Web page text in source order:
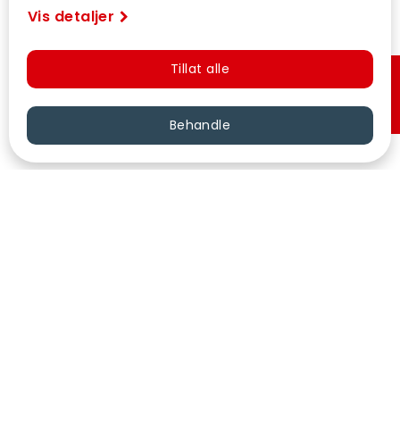
Vis detaljer
Tillat alle
Behandle Hurtigkjøp